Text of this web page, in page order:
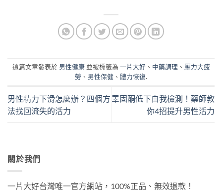
這篇文章發表於 男性健康並被標籤為 一片大好、 中藥調理 、 壓力大疲
勞 、 男性保健 、 體力恢復.
男性精力下滑怎麼辦？四個方
法找回流失的活力
睪固酮低下自我檢測！藥師教
你4招提升男性活力
關於我們
一片大好台灣唯一官方網站，100%正品、無效退款！